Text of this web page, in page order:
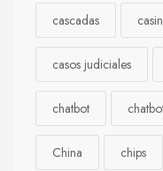
cascadas
casos judiciales
chatbot
China chips